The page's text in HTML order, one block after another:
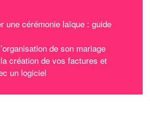
une cérémonie laïque : guide
de son mariage
création de vos factures et
un logiciel